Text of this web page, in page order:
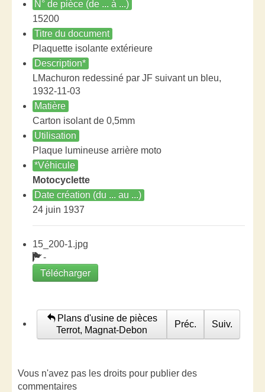
N° de pièce (de ... à ...)
15200
Titre du document
Plaquette isolante extérieure
Description*
LMachuron redessiné par JF suivant un bleu,
1932-11-03
Matière
Carton isolant de 0,5mm
Utilisation
Plaque lumineuse arrière moto
*Véhicule
Motocyclette
Date création (du ... au ...)
24 juin 1937
15_200-1.jpg
-
Télécharger
Plans d'usine de pièces
Terrot, Magnat-Debon
Préc. Suiv.
Vous n'avez pas les droits pour publier des
commentaires